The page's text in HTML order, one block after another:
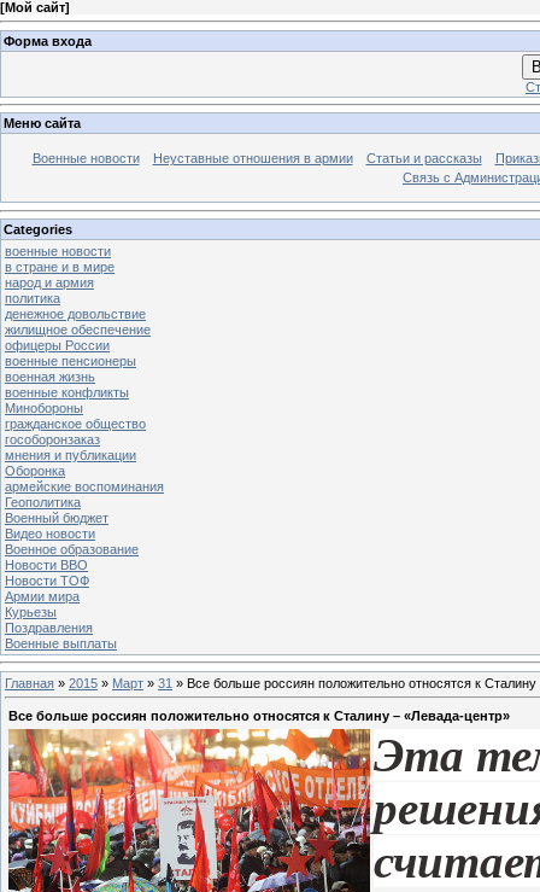
[Мой сайт]
Форма входа
Меню сайта
Военные новости Неуставные отношения в армии Статьи и рассказы
Связь с
Categories
военные новости
в стране и в мире
народ и армия
политика
денежное довольствие
жилищное обеспечение
офицеры России
военные пенсионеры
военная жизнь
военные конфликты
Минобороны
гражданское общество
гособоронзаказ
мнения и публикации
Оборонка
армейские воспоминания
Геополитика
Военный бюджет
Видео новости
Военное образование
Новости ВВО
Новости ТОФ
Армии мира
Курьезы
Поздравления
Военные выплаты
Главная » 2015 » Март » 31 » Все больше россиян положительно относятся к
Все больше россиян положительно относятся к Сталину – «Левада-центр»
Эта